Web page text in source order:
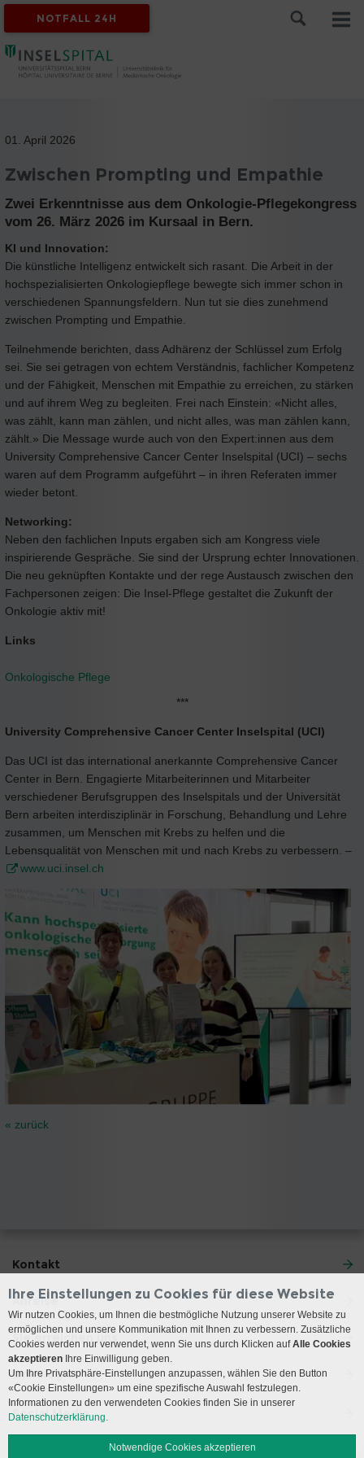
NOTFALL 24H
01. April 2026
Zwischen Prompting und Empathie
Zwei Erkenntnisse aus dem Onkologie-Pflegekongress
vom 26. März 2026 im Kursaal in Bern.
KI und Innovation:
Die künstliche Intelligenz entwickelt sich rasant. Die Arbeit in der
hochspezialisierten Onkologiepflege bewegte sich immer schon in
verschiedenen Spannungsfeldern. Nun tut sie dies zunehmend
zwischen Prompting und Empathie.
Teilnehmende berichten, dass Adhärenz der Schlüssel zum Erfolg
sei. Sie sei getragen von echtem Verständnis, fachlicher Kompetenz
und der Fähigkeit, Menschen mit Empathie zu erreichen, zu stärken
und auf ihrem Weg zu begleiten. Frei nach Einstein: «Nicht alles,
was zählt, kann man zählen, und nicht alles, was man zählen kann,
zählt.» Die Message wurde auch von den Expert:innen aus dem
University Comprehensive Cancer Center Inselspital (UCI) – sechs
waren auf dem Programm aufgeführt – in ihren Referaten immer
wieder betont.
Networking:
Neben den fachlichen Inputs ergaben sich am Kongress viele
inspirierende Gespräche. Sie sind der Ursprung echter Innovationen.
Die neu geknüpften Kontakte und der rege Austausch zwischen den
Fachpersonen zeigen: Die Insel-Pflege gestaltet die Zukunft der
Onkologie aktiv mit!
Links
Onkologische Pflege
***
University Comprehensive Cancer Center Inselspital (UCI)
Das UCI ist das international anerkannte Comprehensive Cancer
Center in Bern. Engagierte Mitarbeiterinnen und Mitarbeiter
verschiedener Berufsgruppen des Inselspitals und der Universität
Bern arbeiten interdisziplinär in Forschung, Behandlung und Lehre
zusammen, um Menschen mit Krebs zu helfen und die
Lebensqualität von Menschen mit und nach Krebs zu verbessern. –
www.uci.insel.ch
« zurück
Kontakt
Anreise
Sie erreichen uns
Onkologie
Social Media
Ihre Einstellungen zu Cookies für diese Website
Wir nutzen Cookies, um Ihnen die bestmögliche Nutzung unserer Website zu
ermöglichen und unsere Kommunikation mit Ihnen zu verbessern. Zusätzliche
Cookies werden nur verwendet, wenn Sie uns durch Klicken aufAlle Cookies
akzeptieren Ihre Einwilligung geben.
Um Ihre Privatsphäre-Einstellungen anzupassen, wählen Sie den Button
«Cookie Einstellungen» um eine spezifische Auswahl festzulegen.
Informationen zu den verwendeten Cookies finden Sie in unserer
Datenschutzerklärung.
Notwendige Cookies akzeptieren